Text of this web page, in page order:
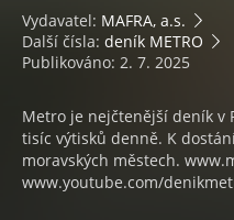
Vydavatel: MAFRA, a.s.
Další čísla: deník METRO
Publikováno: 2. 7. 2025
Metro je nejčtenější deník v
tisíc výtisků denně. K
moravských městech.
www.youtube.com/